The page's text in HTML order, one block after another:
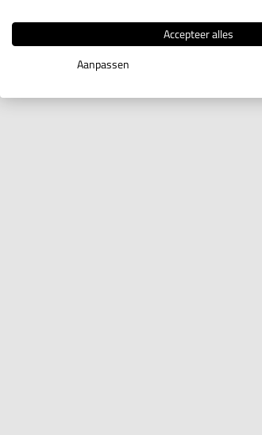
Accepteer alles
Aanpassen